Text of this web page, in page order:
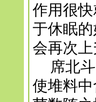
作用很
于休眠
会再次
席北斗
使堆料